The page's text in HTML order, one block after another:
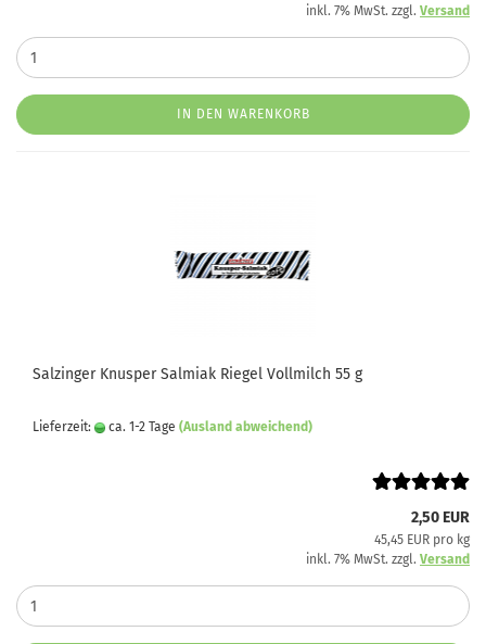
inkl. 7% MwSt. zzgl. Versand
IN DEN WARENKORB
Salzinger Knusper Salmiak Riegel Vollmilch 55 g
Lieferzeit: ca. 1-2 Tage (Ausland abweichend)
2,50 EUR
45,45 EUR pro kg
inkl. 7% MwSt. zzgl. Versand